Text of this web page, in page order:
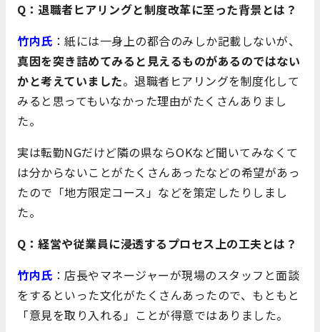
Q：退職者ヒアリングと制度改革に至った背景とは？
竹内氏 ：紙には一身上の都合のみしか記載しないが、
真因を突き詰めてみると見えるものがあるのではない
かと考えていました。退職者ヒアリングを制度化して
みると思ってもいなかった理由がたくさんありまし
た。
実は転勤NGだけど隣の県ならOKなど聞いてみなくて
は分からないことがたくさんあったなどの希望があっ
たので「地方限定コース」などを策定したりしまし
た。
Q：経営や従業員に浸透するプロセス上の工夫とは？
竹内氏 ：店長やマネージャーが現場のスタッフと面談
をするといった文化がたくさんあったので、もともと
「意見を取り入れる」ことが得意ではありました。